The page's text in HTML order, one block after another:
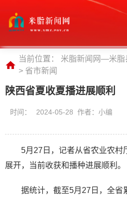
当前位置： 米脂新闻网—米脂
> 省市新闻
陕西省夏收夏播进展顺利
时间： 2024-05-28 作者：小编
5月27日，记者从省农业农村
展开，当前收获和播种进展顺利。
据统计，截至5月27日，全省